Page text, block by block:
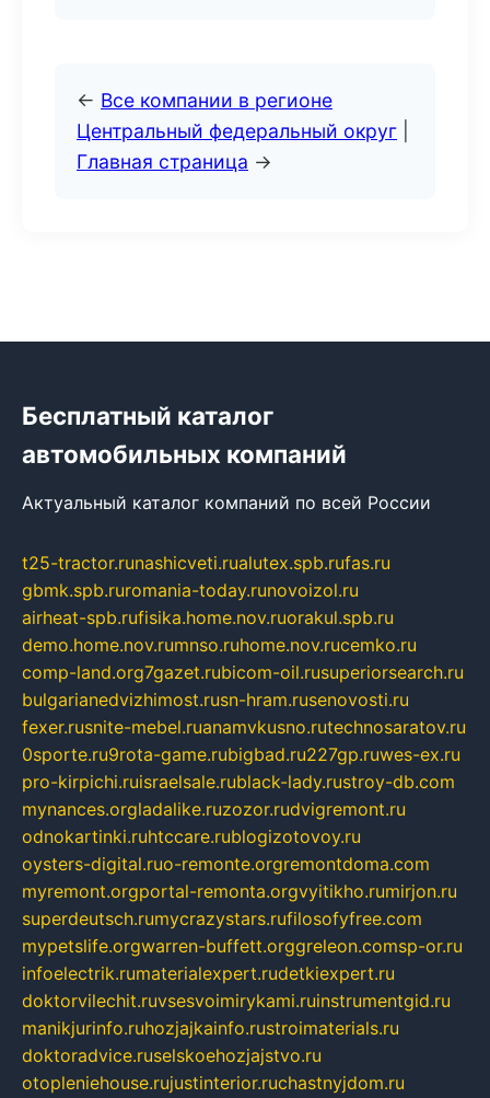
← Все компании в регионе
Центральный федеральный округ
Главная страница →
Бесплатный каталог
автомобильных компаний
Актуальный каталог компаний по всей России
t25-tractor.runashicveti.rualutex.spb.rufas.ru
gbmk.spb.ruromania-today.runovoizol.ru
airheat-spb.rufisika.home.nov.ruorakul.spb.ru
demo.home.nov.rumnso.ruhome.nov.rucemko.ru
comp-land.org7gazet.rubicom-oil.rusuperiorsearch.ru
bulgarianedvizhimost.rusn-hram.rusenovosti.ru
fexer.rusnite-mebel.ruanamvkusno.rutechnosaratov.ru
0sporte.ru9rota-game.rubigbad.ru227gp.ruwes-ex.ru
pro-kirpichi.ruisraelsale.rublack-lady.rustroy-db.com
mynances.orgladalike.ruzozor.rudvigremont.ru
odnokartinki.ruhtccare.rublogizotovoy.ru
oysters-digital.ruo-remonte.orgremontdoma.com
myremont.orgportal-remonta.orgvyitikho.rumirjon.ru
superdeutsch.rumycrazystars.rufilosofyfree.com
mypetslife.orgwarren-buffett.orggreleon.comsp-or.ru
infoelectrik.rumaterialexpert.rudetkiexpert.ru
doktorvilechit.ruvsesvoimirykami.ruinstrumentgid.ru
manikjurinfo.ruhozjajkainfo.rustroimaterials.ru
doktoradvice.ruselskoehozjajstvo.ru
otopleniehouse.rujustinterior.ruchastnyjdom.ru